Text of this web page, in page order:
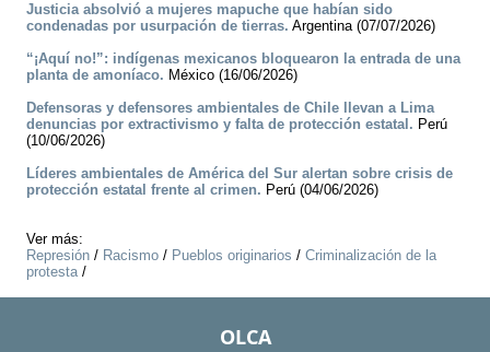
Justicia absolvió a mujeres mapuche que habían sido
condenadas por usurpación de tierras. Argentina (07/07/2026)
“¡Aquí no!”: indígenas mexicanos bloquearon la entrada de una
planta de amoníaco. México (16/06/2026)
Defensoras y defensores ambientales de Chile llevan a Lima
denuncias por extractivismo y falta de protección estatal. Perú
(10/06/2026)
Líderes ambientales de América del Sur alertan sobre crisis de
protección estatal frente al crimen. Perú (04/06/2026)
Ver más:
Represión / Racismo / Pueblos originarios / Criminalización de la
protesta/
OLCA